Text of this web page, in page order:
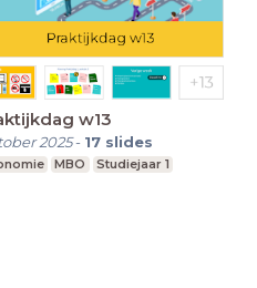
w13
2025- 17 slides
MBO Studiejaar 1